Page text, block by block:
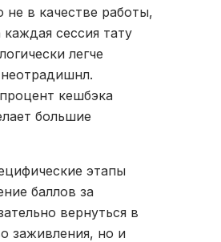
в качестве работы,
сессия тату
легче
кешбэка
большие
этапы
баллов за
вернуться в
заживления, но и